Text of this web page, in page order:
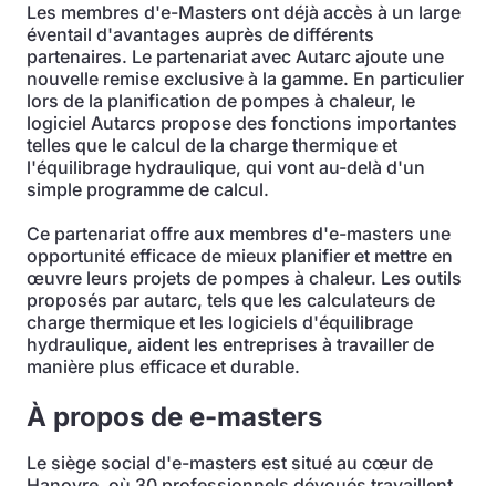
Les membres d'e-Masters ont déjà accès à un large
éventail d'avantages auprès de différents
partenaires. Le partenariat avec Autarc ajoute une
nouvelle remise exclusive à la gamme. En particulier
lors de la planification de pompes à chaleur, le
logiciel Autarcs propose des fonctions importantes
telles que le calcul de la charge thermique et
l'équilibrage hydraulique, qui vont au-delà d'un
simple programme de calcul.
Ce partenariat offre aux membres d'e-masters une
opportunité efficace de mieux planifier et mettre en
œuvre leurs projets de pompes à chaleur. Les outils
proposés par autarc, tels que les calculateurs de
charge thermique et les logiciels d'équilibrage
hydraulique, aident les entreprises à travailler de
manière plus efficace et durable.
À propos de e-masters
Le siège social d'e-masters est situé au cœur de